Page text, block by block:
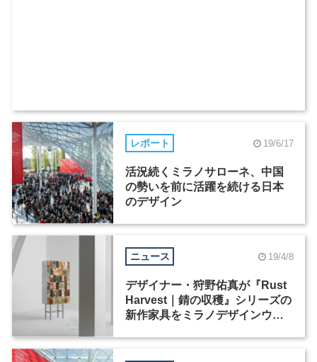
レポート 19/6/17
活況続くミラノサローネ、中国
の勢いを前に活躍を続ける日本
のデザイン
ニュース 19/4/8
デザイナー・狩野佑真が『Rust
Harvest｜錆の収穫』シリーズの
新作家具をミラノデザインウィ